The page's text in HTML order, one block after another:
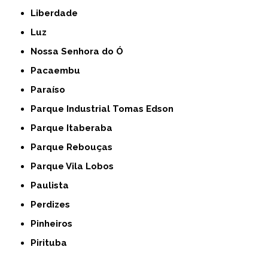
Liberdade
Luz
Nossa Senhora do Ó
Pacaembu
Paraíso
Parque Industrial Tomas Edson
Parque Itaberaba
Parque Rebouças
Parque Vila Lobos
Paulista
Perdizes
Pinheiros
Pirituba